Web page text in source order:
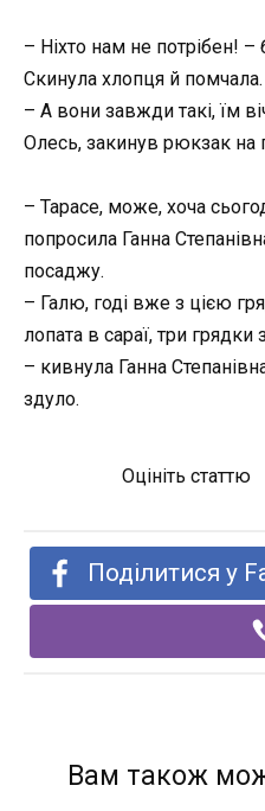
– Ніхто нам не потрібен! –
Скинула хлопця й помчала.
– А вони завжди такі, їм
Олесь, закинув рюкзак на
– Тарасе, може, хоча
попросила Ганна
посаджу.
– Галю, годі вже з цією
лопата в сараї, три
– кивнула Ганна
здуло.
Оцініть статтю
Поділитися у
Вам також